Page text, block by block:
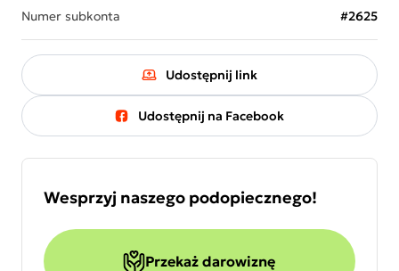
Numer subkonta #2625
Udostępnij link
Udostępnij na Facebook
Wesprzyj naszego podopiecznego!
Przekaż darowiznę